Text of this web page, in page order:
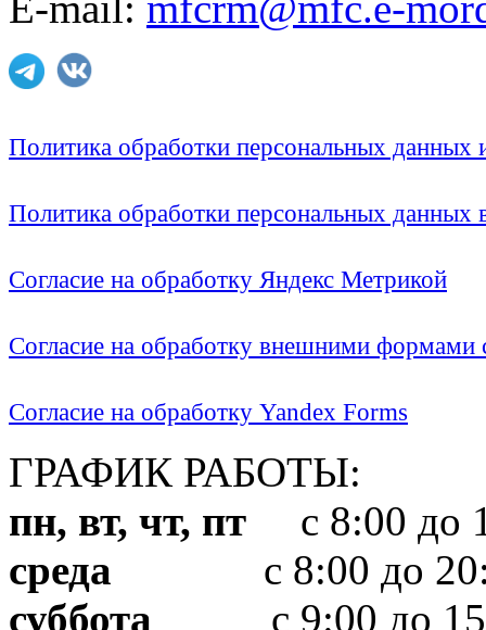
Политика обработки персональных
Политика обработки персональных
Согласие на обработку Яндекс Метрикой
Согласие на обработку внешними формами
Согласие на обработку Yandex Forms
ГРАФИК РАБОТЫ:
пн, вт, чт, пт с 8:00 до
среда с 8:00 до
суббота с 9:00 до